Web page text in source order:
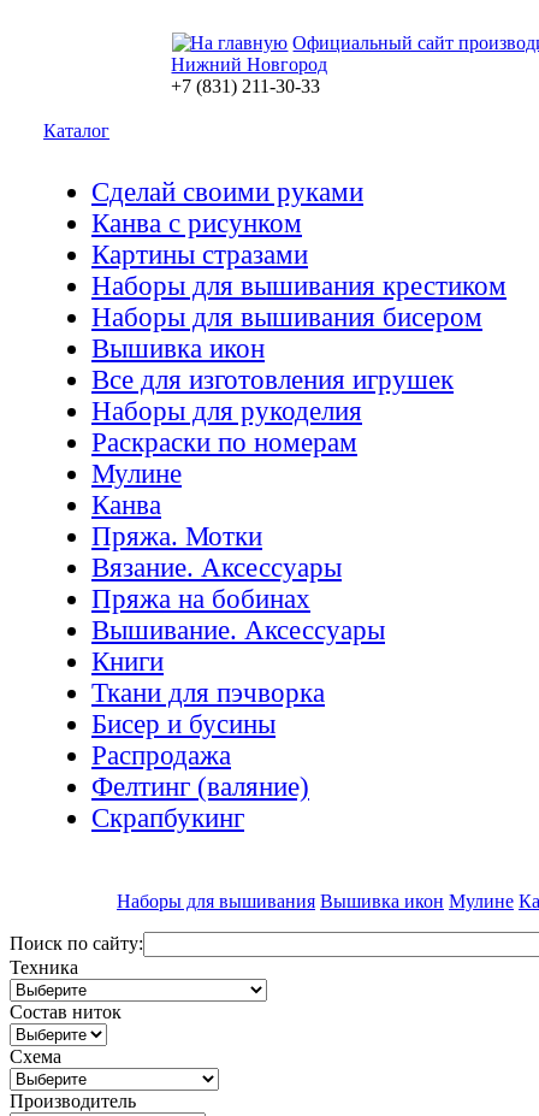
Официальный сайт
Нижний Новгород
+7 (831) 211-30-33
Каталог
Сделай своими руками
Канва с рисунком
Картины стразами
Наборы для вышивания крестиком
Наборы для вышивания бисером
Вышивка икон
Все для изготовления игрушек
Наборы для рукоделия
Раскраски по номерам
Мулине
Канва
Пряжа. Мотки
Вязание. Аксессуары
Пряжа на бобинах
Вышивание. Аксессуары
Книги
Ткани для пэчворка
Бисер и бусины
Распродажа
Фелтинг (валяние)
Скрапбукинг
Наборы для вышивания Вышивка икон Мулине
Поиск по сайту:
Техника
Состав ниток
Схема
Производитель